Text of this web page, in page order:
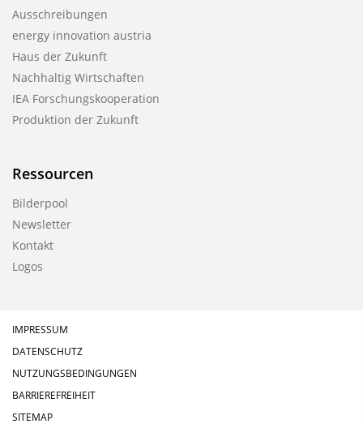
Ausschreibungen
energy innovation austria
Haus der Zukunft
Nachhaltig Wirtschaften
IEA Forschungs­kooperation
Produktion der Zukunft
Ressourcen
Bilderpool
Newsletter
Kontakt
Logos
IMPRESSUM
DATENSCHUTZ
NUTZUNGSBEDINGUNGEN
BARRIEREFREIHEIT
SITEMAP